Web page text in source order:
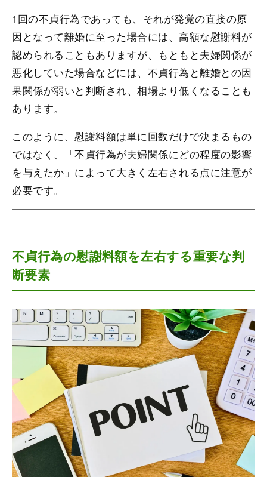
1回の不貞行為であっても、それが発覚の直接の原
因となって離婚に至った場合には、高額な慰謝料が
認められることもありますが、もともと夫婦関係が
悪化していた場合などには、不貞行為と離婚との因
果関係が弱いと判断され、相場より低くなることも
あります。
このように、慰謝料額は単に回数だけで決まるもの
ではなく、「不貞行為が夫婦関係にどの程度の影響
を与えたか」によって大きく左右される点に注意が
必要です。
不貞行為の慰謝料額を左右する重要な判
断要素